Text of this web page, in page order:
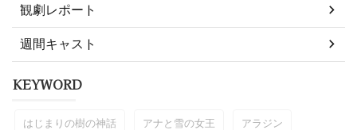
観劇レポート
週間キャスト
KEYWORD
はじまりの樹の神話 アナと雪の女王 アラジン